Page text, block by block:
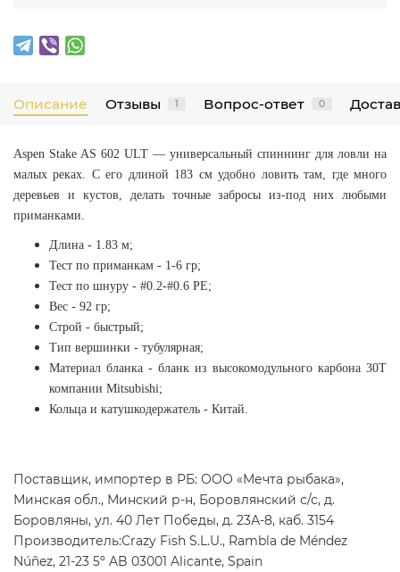
Описание Отзывы 1 Вопрос-ответ 0
Aspen Stake AS 602 ULT — универсальный спиннинг для ловли на
малых реках. С его длиной 183 см удобно ловить там, где много
деревьев и кустов, делать точные забросы из-под них любыми
приманками.
Длина - 1.83 м;
Тест по приманкам - 1-6 гр;
Тест по шнуру - #0.2-#0.6 PE;
Вес - 92 гр;
Строй - быстрый;
Тип вершинки - тубулярная;
Материал бланка - бланк из высокомодульного карбона 30T
компании Mitsubishi;
Кольца и катушкодержатель - Китай.
Поставщик, импортер в РБ: ООО «Мечта рыбака»,
Минская обл., Минский р-н, Боровлянский с/с, д.
Боровляны, ул. 40 Лет Победы, д. 23А-8, каб. 3154
Производитель:Crazy Fish S.L.U., Rambla de Méndez
Núñez, 21-23 5º AB 03001 Alicante, Spain